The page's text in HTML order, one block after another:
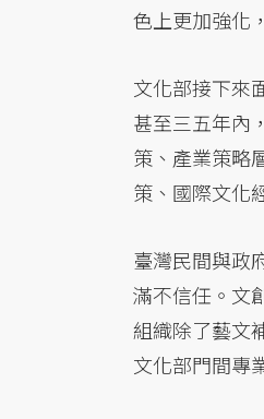
色上更加強化
文化部接下來
甚至三五年內
策、產業策略
策、國際文化
臺灣民間與政
滿不信任。文
組織除了藝文
文化部門間專